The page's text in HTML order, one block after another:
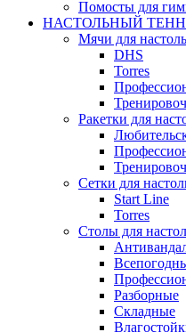
Помосты для
НАСТОЛЬНЫЙ
Мячи для
DHS
Torres
Ракетки для
Сетки для
Start Line
Torres
Столы для
Разборные
Складные